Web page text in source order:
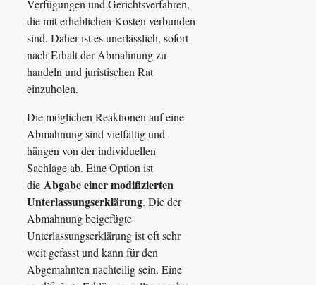
Verfügungen und Gerichtsverfahren,
die mit erheblichen Kosten verbunden
sind. Daher ist es unerlässlich, sofort
nach Erhalt der Abmahnung zu
handeln und juristischen Rat
einzuholen.
Die möglichen Reaktionen auf eine
Abmahnung sind vielfältig und
hängen von der individuellen
Sachlage ab. Eine Option ist
die Abgabe einer modifizierten
Unterlassungserklärung. Die der
Abmahnung beigefügte
Unterlassungserklärung ist oft sehr
weit gefasst und kann für den
Abgemahnten nachteilig sein. Eine